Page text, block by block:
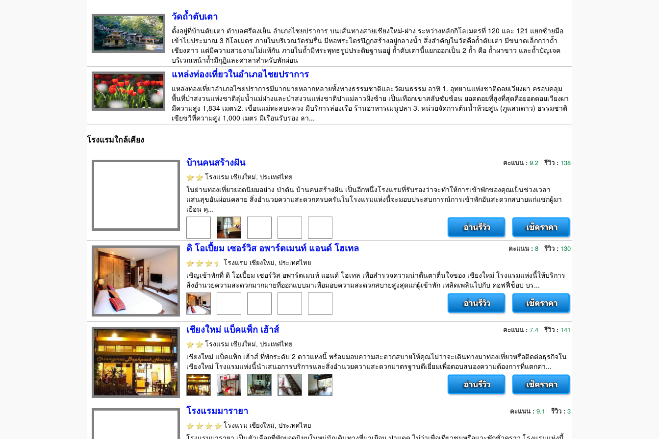
วัดถ้ำตับเตา
ตั้งอยู่ที่บ้านตับเตา ตำบลศรีดงเย็น อำเภอไชยปราการ บนเส้นทางสายเชียงใหม่-ฝาง ระหว่างหลักกิโลเมตรที่ 120 และ 121 แยกซ้ายมือ
เข้าไปประมาณ 3 กิโลเมตร ภายในบริเวณวัดร่มรื่น มีหอพระไตรปิฎกสร้างอยู่กลางน้ำ สิ่งสำคัญในวัดคือถ้ำตับเต่า มีขนาดเล็กกว่าถ้ำ
เชียงดาว แต่มีความสวยงามไม่แพ้กัน ภายในถ้ำมีพระพุทธรูปประดิษฐานอยู่ ถ้ำตับเต่านี้แยกออกเป็น 2 ถ้ำ คือ ถ้ำผาขาว และถ้ำปัญเจค
บริเวณหน้าถ้ำมีกุฏิและศาลาสำหรับพักผ่อน
แหล่งท่องเที่ยวในอำเภอไชยปราการ
แหล่งท่องเที่ยวอำเภอไชยปราการมีมากมายหลากหลายทั้งทางธรรมชาติและวัฒนธรรม อาทิ 1. อุทยานแห่งชาติดอยเวียงผา ครอบคลุม
พื้นที่ป่าสงวนแห่งชาติลุ่มน้ำแม่ฝางและป่าสงวนแห่งชาติป่าแม่ลาวฝั่งซ้าย เป็นเทือกเขาสลับซับซ้อน ยอดดอยที่สูงที่สุดคือยอดดอยเวียงผา
มีความสูง 1,834 เมตร2. เขื่อนแม่ทะลบหลวง มีบริการล่องเรือ ร้านอาหารเมนูปลา 3. หน่วยจัดการต้นน้ำห้วยสูน (ภูแสนดาว) ธรรมชาติ
เขียขวีที่ความสูง 1,000 เมตร มีเรือนรับรอง ลา...
โรงแรมใกล้เคียง
บ้านคนสร้างฝัน คะแนน : 9.2 รีวิว : 138
โรงแรม เชียงใหม่, ประเทศไทย
ในย่านท่องเที่ยวยอดนิยมอย่าง ป่าตัน บ้านคนสร้างฝัน เป็นอีกหนึ่งโรงแรมที่รับรองว่าจะทำให้การเข้าพักของคุณเป็นช่วงเวลา
แสนสุขอันผ่อนคลาย สิ่งอำนวยความสะดวกครบครันในโรงแรมแห่งนี้จะมอบประสบการณ์การเข้าพักอันสะดวกสบายแก่แขกผู้มา
เยือน คุ...
ดิ โอเปี้ยม เซอร์วิส อพาร์ตเมนท์ แอนด์ โฮเทล คะแนน : 8 รีวิว : 130
โรงแรม เชียงใหม่, ประเทศไทย
เชิญเข้าพักที่ ดิ โอเปี้ยม เซอร์วิส อพาร์ตเมนท์ แอนด์ โฮเทล เพื่อสำรวจความน่าตื่นตาตื่นใจของ เชียงใหม่ โรงแรมแห่งนี้ให้บริการ
สิ่งอำนวยความสะดวกมากมายที่ออกแบบมาเพื่อมอบความสะดวกสบายสูงสุดแก่ผู้เข้าพัก เพลิดเพลินไปกับ คอฟฟี่ช็อป บร...
เชียงใหม่ แบ็คแพ็ก เฮ้าส์ คะแนน : 7.4 รีวิว : 141
โรงแรม เชียงใหม่, ประเทศไทย
เชียงใหม่ แบ็คแพ็ก เฮ้าส์ ที่พักระดับ 2 ดาวแห่งนี้ พร้อมมอบความสะดวกสบายให้คุณไม่ว่าจะเดินทางมาท่องเที่ยวหรือติดต่อธุรกิจใน
เชียงใหม่ โรงแรมแห่งนี้นำเสนอการบริการและสิ่งอำนวยความสะดวกมาตรฐานดีเยี่ยมเพื่อตอบสนองความต้องการที่แตกต่า...
โรงแรมมารายา คะแนน : 9.1 รีวิว : 3
โรงแรม เชียงใหม่, ประเทศไทย